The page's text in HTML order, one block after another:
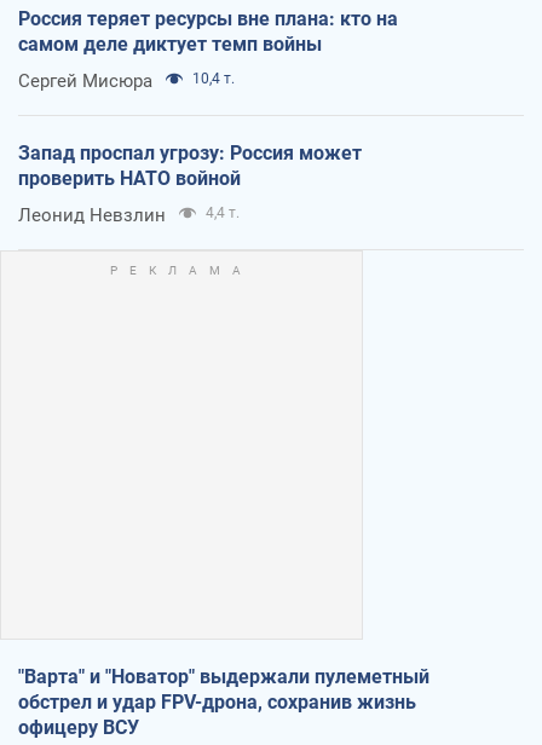
Россия теряет ресурсы вне плана: кто на
самом деле диктует темп войны
Сергей Мисюра 10,4 т.
Запад проспал угрозу: Россия может
проверить НАТО войной
Леонид Невзлин 4,4 т.
"Варта" и "Новатор" выдержали пулеметный
обстрел и удар FPV-дрона, сохранив жизнь
офицеру ВСУ